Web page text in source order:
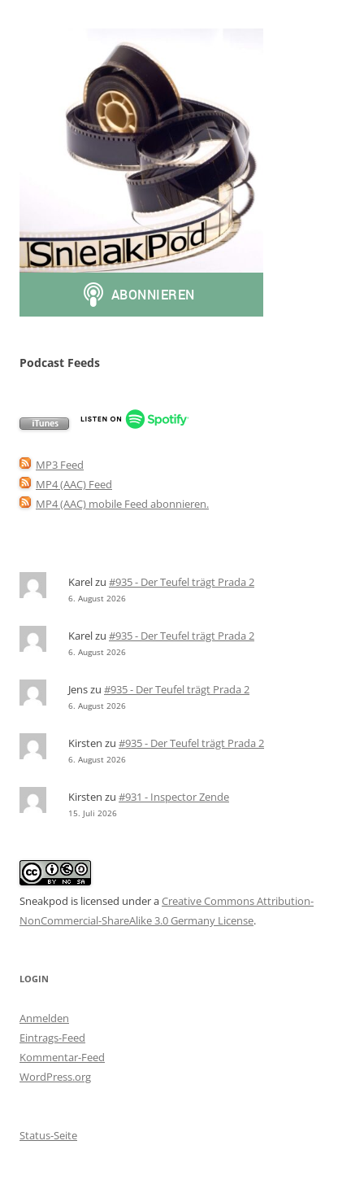
Podcast Feeds
MP3 Feed
MP4 (AAC) Feed
MP4 (AAC) mobile Feed abonnieren.
Karelzu #935 - Der Teufel trägt Prada 2
6. August 2026
Karelzu #935 - Der Teufel trägt Prada 2
6. August 2026
Jenszu #935 - Der Teufel trägt Prada 2
6. August 2026
Kirsten zu #935 - Der Teufel trägt Prada 2
6. August 2026
Kirsten zu #931 - Inspector Zende
15. Juli 2026
Sneakpod is licensed under aCreative Commons Attribution-
NonCommercial-ShareAlike 3.0 Germany License.
LOGIN
Anmelden
Eintrags-Feed
Kommentar-Feed
WordPress.org
Status-Seite